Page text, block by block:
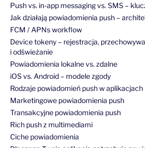
Push vs. in-app messaging vs. SMS –
Jak działają powiadomienia push –
FCM / APNs workflow
Device tokeny – rejestracja,
i odświeżanie
Powiadomienia lokalne vs. zdalne
iOS vs. Android – modele zgody
Rodzaje powiadomień push w aplikacjach
Marketingowe powiadomienia push
Transakcyjne powiadomienia push
Rich push z multimediami
Ciche powiadomienia